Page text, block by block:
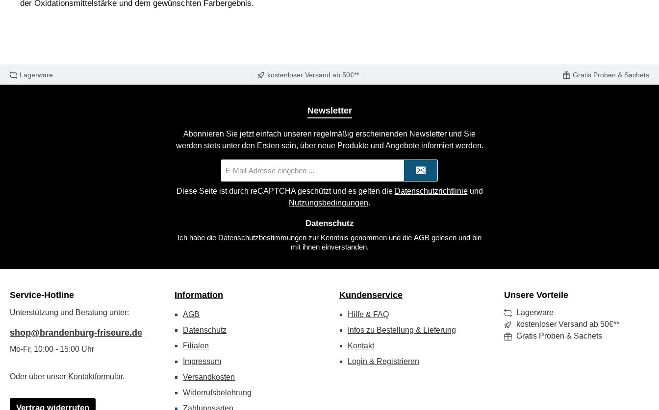
der Oxidationsmittelstärke und dem gewünschten Farbergebnis.
Lagerware kostenloser Versand ab 50€** Gratis Proben & Sachets
Newsletter
Abonnieren Sie jetzt einfach unseren regelmäßig erscheinenden Newsletter und Sie
werden stets unter den Ersten sein, über neue Produkte und Angebote informiert werden.
Mail-
*
Diese Seite ist durch reCAPTCHA geschützt und es gelten die Datenschutzrichtlinieund
Nutzungsbedingungen.
Datenschutz
Ich habe die Datenschutzbestimmungen zur Kenntnis genommen und die AGB gelesen und bin
mit ihnen einverstanden.
Service-Hotline
Unterstützung und Beratung unter:
shop@brandenburg-friseure.de
Mo-Fr, 10:00 - 15:00 Uhr
Oder über unser Kontaktformular.
Vertrag widerrufen
Information
AGB
Datenschutz
Filialen
Impressum
Versandkosten
Widerrufsbelehrung
Kundenservice
Hilfe & FAQ
Infos zu Bestellung & Lieferung
Kontakt
Login & Registrieren
Unsere Vorteile
Lagerware
kostenloser Versand ab 50€**
Gratis Proben & Sachets